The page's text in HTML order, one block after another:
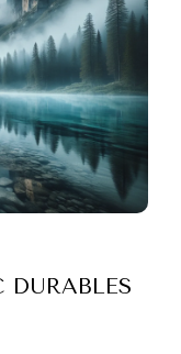
DURABLES